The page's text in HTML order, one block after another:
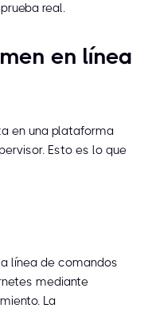
real.
en línea
en una plataforma
Esto es lo que
línea de comandos
mediante
La